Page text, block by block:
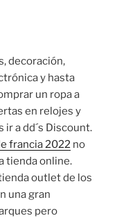
decoración,
y hasta
un ropa a
en relojes y
a dd´s Discount.
francia 2022 no
tienda online.
outlet de los
una gran
pero